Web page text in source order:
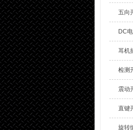
五向
DC
耳机
检测
震动
直键
旋转